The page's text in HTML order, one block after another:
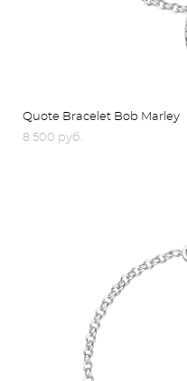
Quote Bracelet Bob Marley
8 500 pуб.